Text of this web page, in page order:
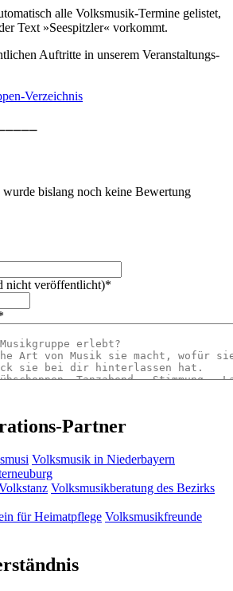
alle Volksmusik-Termine gelistet,
Text »Seespitzler« vorkommt.
Auftritte in unserem Veranstaltungs-
Verzeichnis
bislang noch keine Bewertung
nicht veröffentlicht)*
Partner
Volksmusik in Niederbayern
Volksmusikberatung des Bezirks
für Heimatpflege Volksmusikfreunde